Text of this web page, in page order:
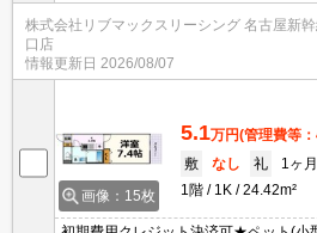
トWiFi無料★スーパーが徒歩圏内にあ
株式会社リブマックスリーシング 名古屋新幹
口店
情報更新日 2026/08/07
画像：15枚
5.1万円(管理費等
敷
なし 礼
1ヶ月
1階
1K 24.42m²